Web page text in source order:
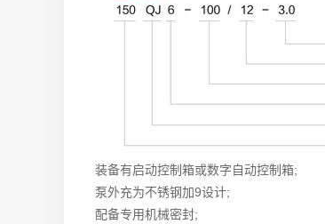
装备有启动控制箱或数字自动控制箱;
泵外充为不锈钢加9设计;
配备专用机械密封;